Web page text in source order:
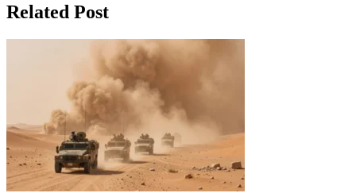
Related Post